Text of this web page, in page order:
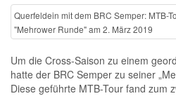
Querfeldein mit dem BRC Semper: MTB-
"Mehrower Runde" am 2. März 2019
Um die Cross-Saison zu einem
hatte der BRC Semper zu seiner
Diese geführte MTB-Tour fand zum